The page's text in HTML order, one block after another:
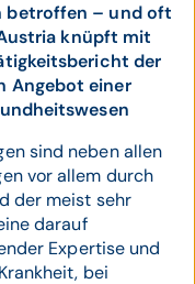
betroffen – und oft
knüpft mit
der
Angebot einer
sind neben allen
vor allem durch
der meist sehr
darauf
Expertise und
bei